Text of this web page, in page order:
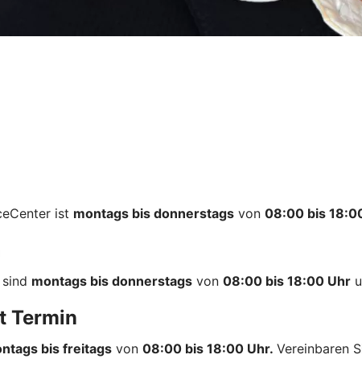
ist montags bis donnerstags von 08:00 bis
sind montags bis donnerstags von 08:00 bis 18:00 Uhr
Termin
bis freitags von 08:00 bis 18:00 Uhr. Vereinbaren